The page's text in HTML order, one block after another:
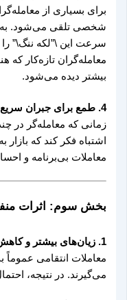
برای بسیاری از
شخصی تلقی می‌شود. به
سرعت این \”لکه ننگ\” را
معامله‌گران تازه‌کار که
بیشتر دیده می‌شود.
4. طمع برای جبران سریع زیان
زمانی که معامله‌گر در
اشتباه فکر کند که بازار
معاملات بی‌برنامه و
بخش سوم: اثرات منفی
1. زیان‌های بیشتر و کاهش سرمایه
معاملات انتقامی عموماً
می‌گیرند. در نتیجه،